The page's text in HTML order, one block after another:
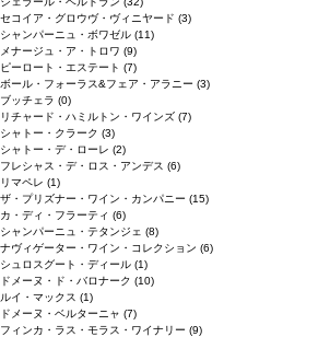
セコイア・グロウヴ・ヴィニヤード (3)
シャンパーニュ・ボワゼル (11)
メナージュ・ア・トロワ (9)
ピーロート・エステート (7)
ボール・フォーラス&フェア・アラニー (3)
ブッチェラ (0)
リチャード・ハミルトン・ワインズ (7)
シャトー・クラーク (3)
シャトー・デ・ローレ (2)
フレシャス・デ・ロス・アンデス (6)
リマペレ (1)
ザ・プリズナー・ワイン・カンパニー (15)
カ・ディ・フラーティ (6)
シャンパーニュ・テタンジェ (8)
ナヴィゲーター・ワイン・コレクション (6)
シュロスグート・ディール (1)
ドメーヌ・ド・バロナーク (10)
ルイ・マックス (1)
ドメーヌ・ベルターニャ (7)
フィンカ・ラス・モラス・ワイナリー (9)